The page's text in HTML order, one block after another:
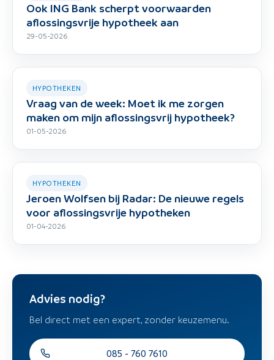
Ook ING Bank scherpt voorwaarden
aflossingsvrije hypotheek aan
29-05-2026
HYPOTHEKEN
Vraag van de week: Moet ik me zorgen
maken om mijn aflossingsvrij hypotheek?
01-05-2026
HYPOTHEKEN
Jeroen Wolfsen bij Radar: De nieuwe regels
voor aflossingsvrije hypotheken
01-04-2026
Advies nodig?
Bel direct met een expert, zonder keuzemenu.
085 - 760 7610